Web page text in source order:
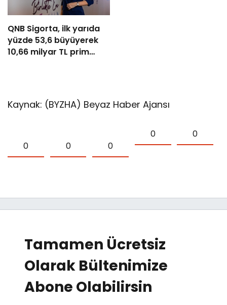
QNB Sigorta, ilk yarıda
yüzde 53,6 büyüyerek
10,66 milyar TL prim
Kaynak: (BYZHA) Beyaz Haber Ajansı
0 0 0
0 0
Tamamen Ücretsiz
Olarak Bültenimize
Abone Olabilirsin